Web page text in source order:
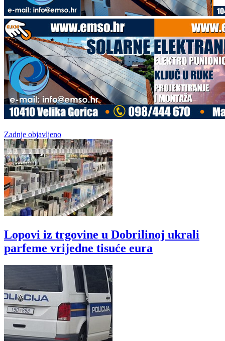
Zadnje objavljeno
Lopovi iz trgovine u Dobrilinoj ukrali
parfeme vrijedne tisuće eura